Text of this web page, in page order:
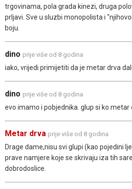
trgovinama, pola grada kinezi, druga
prljavi. Sve u sluzbi monopolista i
boju.
dino prije više od 8 godina
iako, vrijedi primijetiti da je metar drva
dino prije više od 8 godina
evo imamo i pobjednika. glup si ko metar
Metar drva prije više od 8 godina
Drage dame,nisu svi glupi (kao pojedini
prave namjere koje se skrivaju iza tih
dobrodoslice.